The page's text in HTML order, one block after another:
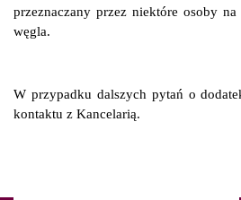
przeznaczany przez niektóre osoby
węgla.
W przypadku dalszych pytań o
kontaktu z Kancelarią.